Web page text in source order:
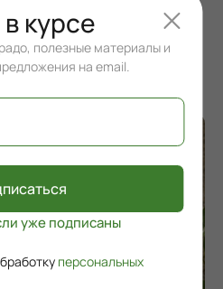
курсе
полезные материалы и
на email.
уже подписаны
персональных